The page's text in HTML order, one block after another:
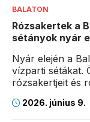
BALATON
Rózsakertek a
sétányok nyár
Nyár elején a
vízparti sétákat.
rózsakertjeit és
2026. június 9.